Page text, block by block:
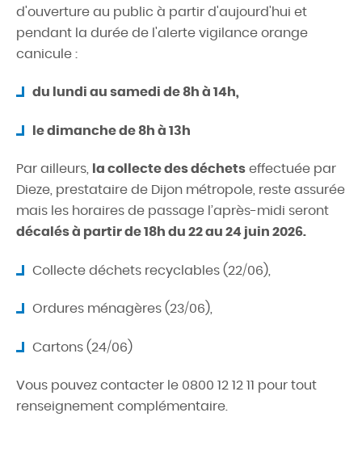
d'ouverture au public à partir d'aujourd'hui et
pendant la durée de l'alerte vigilance orange
canicule :
du lundi au samedi de 8h à 14h,
le dimanche de 8h à 13h
Par ailleurs, la collecte des déchetseffectuée par
Dieze, prestataire de Dijon métropole, reste assurée
mais les horaires de passage l’après-midi seront
décalés à partir de 18h du 22 au 24 juin 2026.
Collecte déchets recyclables (22/06),
Ordures ménagères (23/06),
Cartons (24/06)
Vous pouvez contacter le 0800 12 12 11 pour tout
renseignement complémentaire.